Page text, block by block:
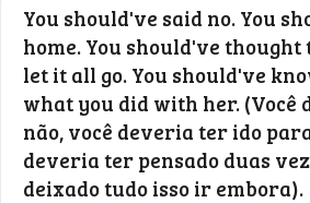
You should've said no. You
home. You should've
let it all go. You should've
what you did with her. (Você
não, você deveria ter ido
deveria ter pensado duas
deixado tudo isso ir embora).